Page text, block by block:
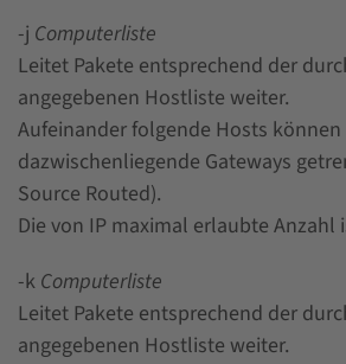
-j Computerliste
Leitet Pakete entsprechend der
angegebenen Hostliste weiter.
Aufeinander folgende Hosts
dazwischenliegende Gateways
Source Routed).
Die von IP maximal erlaubte Anzahl
-k Computerliste
Leitet Pakete entsprechend der
angegebenen Hostliste weiter.